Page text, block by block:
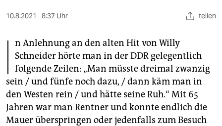
berlin
wahrheit
verlag
verlag
veranstaltungen
10.8.2021 8:37 Uhr teilen
I n Anlehnung an den alten Hit von Willy
Schneider hörte man in der DDR gelegentlich
folgende Zeilen: „Man müsste dreimal zwanzig
sein / und fünfe noch dazu, / dann käm man in
den Westen rein / und hätte seine Ruh.“ Mit 65
Jahren war man Rentner und konnte endlich die
Mauer überspringen oder jedenfalls zum Besuch